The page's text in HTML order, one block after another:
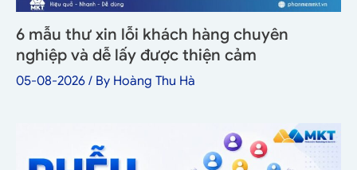
6 mẫu thư xin lỗi khách hàng chuyên
nghiệp và dễ lấy được thiện cảm
05-08-2026 / By Hoàng Thu Hà